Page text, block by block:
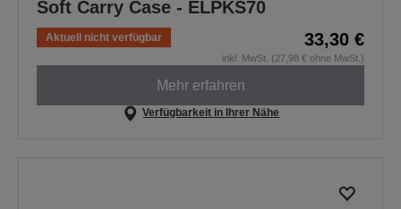
Soft Carry Case - ELPKS70
Aktuell nicht verfügbar 33,30 €
inkl. MwSt. (27,98 € ohne MwSt.)
Mehr erfahren
Verfügbarkeit in Ihrer Nähe